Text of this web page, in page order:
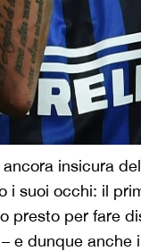
ancora insicura
i suoi occhi: il
presto per fare
e dunque